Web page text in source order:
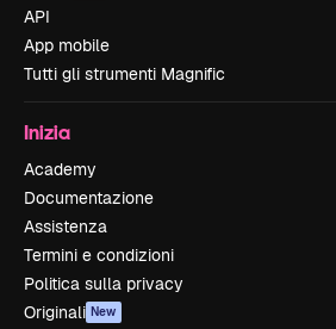
API
App mobile
Tutti gli strumenti Magnific
Inizia
Academy
Documentazione
Assistenza
Termini e condizioni
Politica sulla privacy
Originali New